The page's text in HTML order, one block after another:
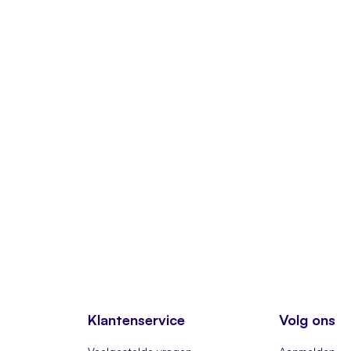
Klantenservice Volg ons